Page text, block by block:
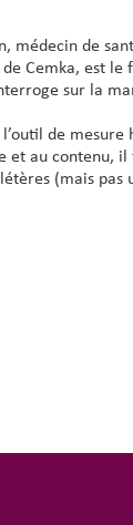
médecin de
Cemka, est
sur la
de
au contenu,
(mais pas